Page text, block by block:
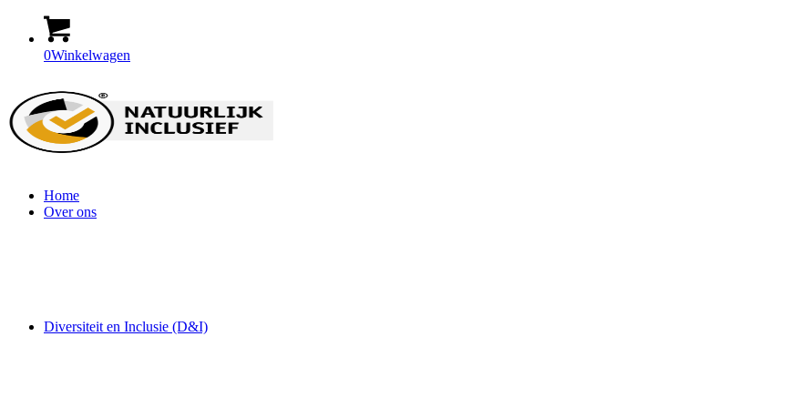
0Winkelwagen
Home
Over ons
Diversiteit en Inclusie (D&I)